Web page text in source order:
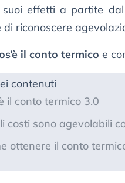
suoi effetti a partite
riconoscere
il conto termico e
contenuti
il conto termico 3.0
costi sono agevolabili
ottenere il conto